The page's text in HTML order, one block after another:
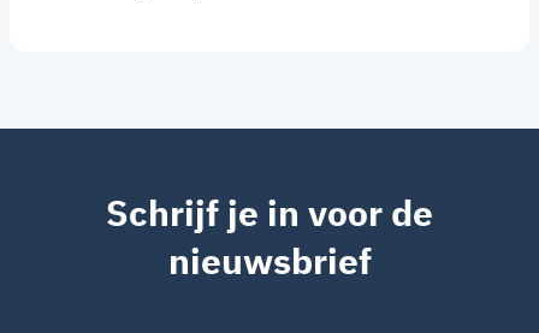
Schrijf je in voor de
nieuwsbrief